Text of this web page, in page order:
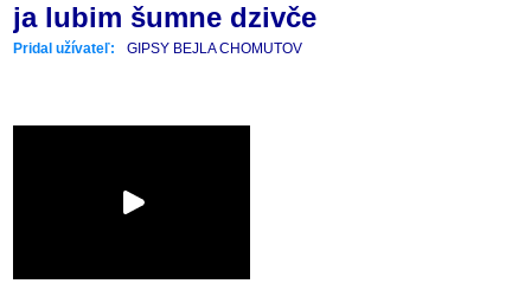
ja lubim šumne dzivče
Pridal užívateľ: GIPSY BEJLA CHOMUTOV